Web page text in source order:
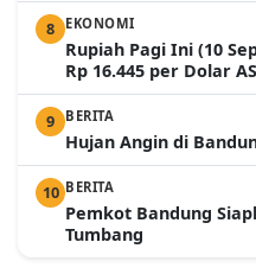
8 EKONOMI
Rupiah Pagi Ini (10
Rp 16.445 per Dolar AS
9 BERITA
Hujan Angin di
10 BERITA
Pemkot Bandung
Tumbang